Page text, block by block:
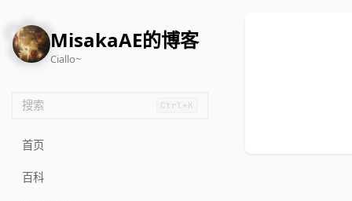
🌸MisakaAE的博客
Ciallo~
搜索 Ctrl+K
首页
百科